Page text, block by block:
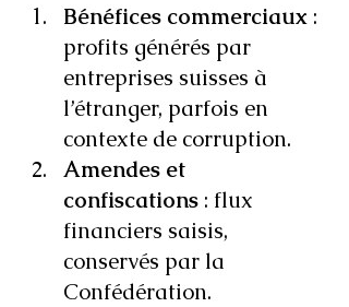
Bénéfices commerciaux :
profits générés par
entreprises suisses à
l’étranger, parfois en
contexte de corruption.
Amendes et
confiscations : flux
financiers saisis,
conservés par la
Confédération.